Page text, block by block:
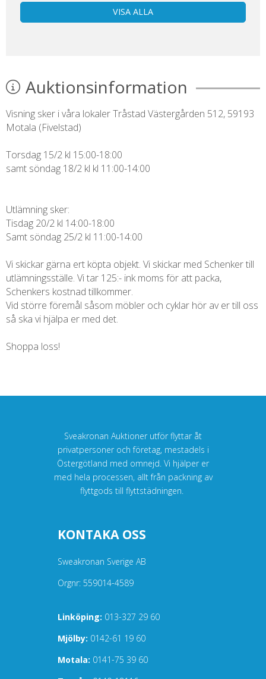
VISA ALLA
Auktionsinformation
Visning sker i våra lokaler Tråstad Västergården 512, 59193
Motala (Fivelstad)
Torsdag 15/2 kl 15:00-18:00
samt söndag 18/2 kl kl 11:00-14:00
Utlämning sker:
Tisdag 20/2 kl 14:00-18:00
Samt söndag 25/2 kl 11:00-14:00
Vi skickar gärna ert köpta objekt. Vi skickar med Schenker till
utlämningsställe. Vi tar 125:- ink moms för att packa,
Schenkers kostnad tillkommer.
Vid större föremål såsom möbler och cyklar hör av er till oss
så ska vi hjälpa er med det.
Shoppa loss!
Sveakronan Auktioner utför flyttar åt
privatpersoner och företag, mestadels i
Östergötland med omnejd. Vi hjälper er
med hela processen, allt från packning av
flyttgods till flyttstädningen.
KONTAKA OSS
Sweakronan Sverige AB
Orgnr: 559014-4589
Linköping: 013-327 29 60
Mjölby: 0142-61 19 60
Motala: 0141-75 39 60